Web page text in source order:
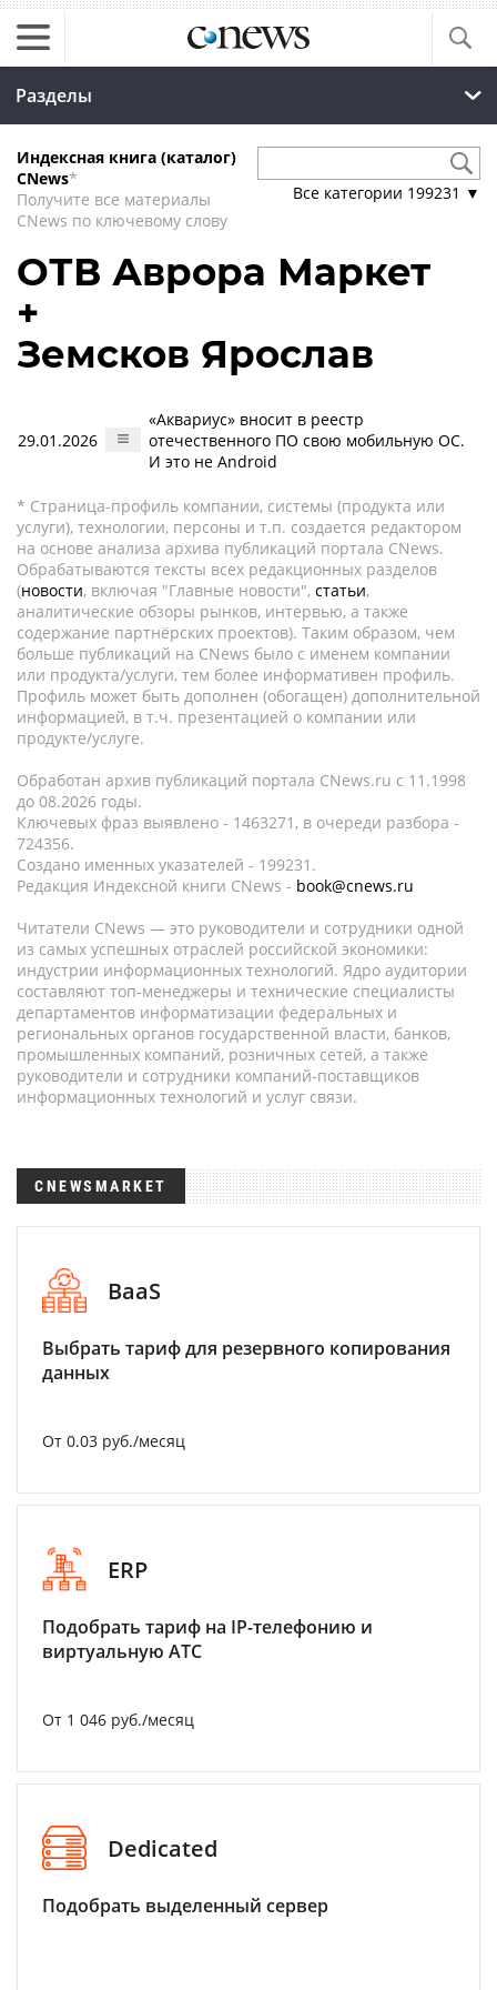
Разделы
Индексная книга (каталог)
CNews*
Получите все материалы
CNews по ключевому слову
Все категории 199231 ▼
ОТВ Аврора Маркет
+
Земсков Ярослав
29.01.2026
«Аквариус» вносит в реестр
отечественного ПО свою мобильную ОС.
И это не Android
* Страница-профиль компании, системы (продукта или
услуги), технологии, персоны и т.п. создается редактором
на основе анализа архива публикаций портала CNews.
Обрабатываются тексты всех редакционных разделов
(новости, включая "Главные новости", статьи,
аналитические обзоры рынков, интервью, а также
содержание партнёрских проектов). Таким образом, чем
больше публикаций на CNews было с именем компании
или продукта/услуги, тем более информативен профиль.
Профиль может быть дополнен (обогащен) дополнительной
информацией, в т.ч. презентацией о компании или
продукте/услуге.
Обработан архив публикаций портала CNews.ru c 11.1998
до 08.2026 годы.
Ключевых фраз выявлено - 1463271, в очереди разбора -
724356.
Создано именных указателей - 199231.
Редакция Индексной книги CNews - book@cnews.ru
Читатели CNews — это руководители и сотрудники одной
из самых успешных отраслей российской экономики:
индустрии информационных технологий. Ядро аудитории
составляют топ-менеджеры и технические специалисты
департаментов информатизации федеральных и
региональных органов государственной власти, банков,
промышленных компаний, розничных сетей, а также
руководители и сотрудники компаний-поставщиков
информационных технологий и услуг связи.
CNEWSMARKET
BaaS
Выбрать тариф для резервного копирования
данных
От 0.03 руб./месяц
ERP
Подобрать тариф на IP-телефонию и
виртуальную АТС
От 1 046 руб./месяц
Dedicated
Подобрать выделенный сервер